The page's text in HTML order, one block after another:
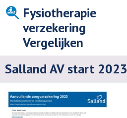
Fysiotherapie
verzekering
Vergelijken
Salland AV start 2023